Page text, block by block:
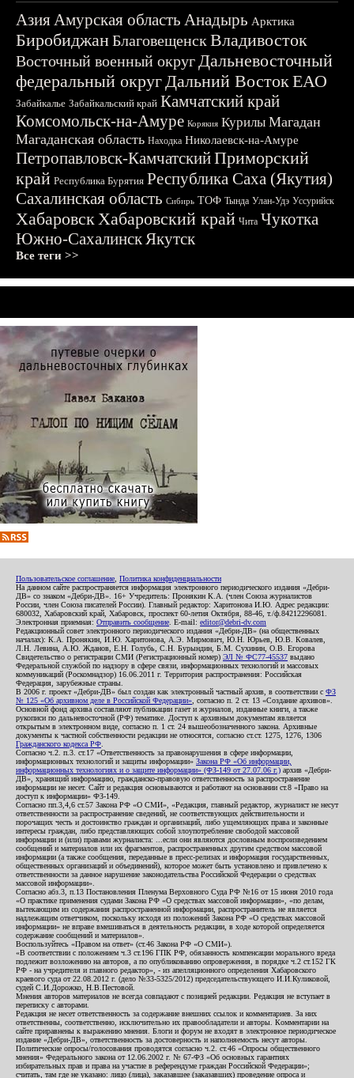
АзияАмурская область Анадырь Арктика
БиробиджанБлаговещенскВладивосток
Восточный военный округДальневосточный
федеральный округДальний ВостокЕАО
Забайкалье Забайкальский край Камчатский край
Комсомольск-на-Амуре Корякия Курилы Магадан
Магаданская область Находка Николаевск-на-Амуре
Петропавловск-КамчатскийПриморский
край Республика Бурятия Республика Саха (Якутия)
Сахалинская область Сибирь ТОФ Тында Улан-Удэ Уссурийск
ХабаровскХабаровский край Чита Чукотка
Южно-СахалинскЯкутск
Все теги >>
Пользовательское соглашение Политика конфиденциальности
На данном сайте распространяется информация электронного периодического издания «Дебри-
ДВ» со знаком «Дебри-ДВ». 16+ Учредитель: Пронякин К.А. (член Союза журналистов
России, член Союза писателей России). Главный редактор: Харитонова И.Ю. Адрес редакции:
680032, Хабаровский край, Хабаровск, проспект 60-летия Октября, 88-46, т./ф.84212296081.
Электронная приемная: Отправить сообщение . E-mail: editor@debri-dv.com
Редакционный совет электронного периодического издания «Дебри-ДВ» (на общественных
началах): К.А. Пронякин, И.Ю. Харитонова, А.Э. Мирмович, Ю.Н. Юрьев, Ю.В. Ковалев,
Л.Н. Левина, А.Ю. Жданов, Е.Н. Голубь, С.Н. Бурындин, Б.М. Сухинин, О.В. Егорова
Свидетельство о регистрации СМИ (Регистрационный номер) ЭЛ № ФС77-45537 выдано
Федеральной службой по надзору в сфере связи, информационных технологий и массовых
коммуникаций (Роскомнадзор) 16.06.2011 г. Территория распространения: Российская
Федерация, зарубежные страны.
В 2006 г. проект «Дебри-ДВ» был создан как электронный частный архив, в соответствии с ФЗ
№ 125 «Об архивном деле в Российской Федерации» , согласно п. 2 ст. 13 «Создание архивов».
Основной фонд архива составляют публикации газет и журналов, изданные книги, а также
рукописи по дальневосточной (РФ) тематике. Доступ к архивным документам является
открытым в электронном виде, согласно п. 1 ст. 24 вышеобозначенного закона. Архивные
документы к частной собственности редакции не относятся, согласно ст.ст. 1275, 1276, 1306
Гражданского кодекса РФ
Согласно ч.2. п.3. ст.17 «Ответственность за правонарушения в сфере информации,
информационных технологий и защиты информации» Закона РФ «Об информации,
информационных технологиях и о защите информации» (ФЗ-149 от 27.07.06 г.) архив «Дебри-
ДВ», хранящий информацию, гражданско-правовую ответственность за распространение
информации не несет. Сайт и редакция основываются и работают на основании ст.8 «Право на
доступ к информации» ФЗ-149.
Согласно пп.3,4,6 ст.57 Закона РФ «О СМИ», «Редакция, главный редактор, журналист не несут
ответственности за распространение сведений, не соответствующих действительности и
порочащих честь и достоинство граждан и организаций, либо ущемляющих права и законные
интересы граждан, либо представляющих собой злоупотребление свободой массовой
информации и (или) правами журналиста: ...если они являются дословным воспроизведением
сообщений и материалов или их фрагментов, распространенных другим средством массовой
информации (а также сообщения, переданные в пресс-релизах и информация государственных,
общественных организаций и объединений), которое может быть установлено и привлечено к
ответственности за данное нарушение законодательства Российской Федерации о средствах
массовой информации».
Согласно абз.3, п.13 Постановления Пленума Верховного Суда РФ №16 от 15 июня 2010 года
«О практике применения судами Закона РФ «О средствах массовой информации», «по делам,
вытекающим из содержания распространенной информации, распространитель не является
надлежащим ответчиком, поскольку исходя из положений Закона РФ «О средствах массовой
информации» не вправе вмешиваться в деятельность редакции, в ходе которой определяется
содержание сообщений и материалов».
Воспользуйтесь «Правом на ответ» (ст.46 Закона РФ «О СМИ»).
«В соответствии с положением ч.3 ст.196 ГПК РФ, обязанность компенсации морального вреда
подлежит возложению на авторов, а по опубликованию опровержения, в порядке ч.2 ст.152 ГК
РФ - на учредителя и главного редактор», - из апелляционного определения Хабаровского
краевого суда от 22.08.2012 г. (дело №33-5325/2012) председательствующего И.И.Куликовой,
судей С.И.Дорожко, Н.В.Пестовой.
Мнения авторов материалов не всегда совпадают с позицией редакции. Редакция не вступает в
переписку с авторами.
Редакция не несет ответственность за содержание внешних ссылок и комментариев. За них
ответственны, соответственно, исключительно их правообладатели и авторы. Комментарии на
сайте приравнены к выражению мнения. Блоги и форум не входят в электронное периодическое
издание «Дебри-ДВ», ответственность за достоверность и наполняемость несут авторы.
Политические опросы/голосования проводятся согласно ч.2. ст.46 «Опросы общественного
мнения» Федерального закона от 12.06.2002 г. № 67-ФЗ «Об основных гарантиях
избирательных прав и права на участие в референдуме граждан Российской Федерации»;
считать, там где не указано: лицо (лица), заказавшее (заказавших) проведение опроса и